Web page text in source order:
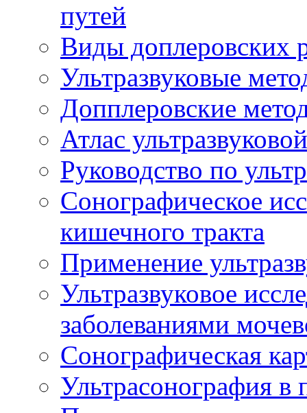
путей
Виды доплеровских
Ультразвуковые
Допплеровские
Атлас
Руководство по
Сонографическое
кишечного тракта
Применение
Ультразвуковое
заболеваниями
Сонографическая
Ультрасонография в